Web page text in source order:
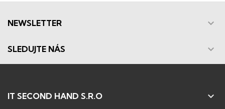
NEWSLETTER 
SLEDUJTE NÁS 
IT SECOND HAND S.R.O 